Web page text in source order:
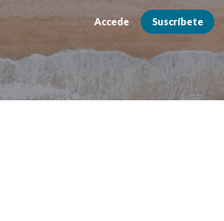
Accede Suscríbete